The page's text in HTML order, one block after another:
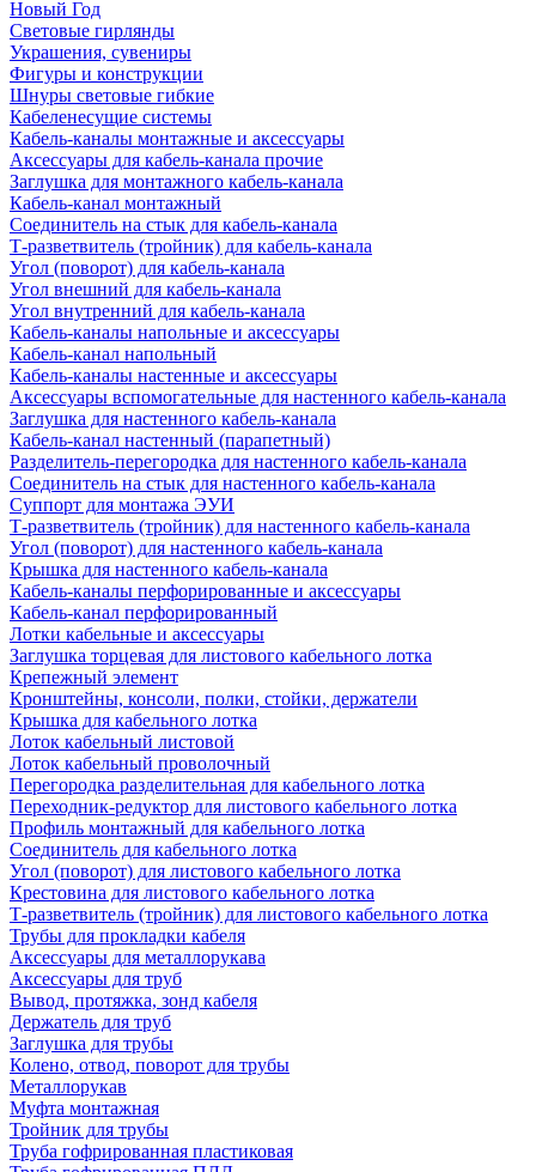
Новый Год
Световые гирлянды
Украшения, сувениры
Фигуры и конструкции
Шнуры световые гибкие
Кабеленесущие системы
Кабель-каналы монтажные и аксессуары
Аксессуары для кабель-канала прочие
Заглушка для монтажного кабель-канала
Кабель-канал монтажный
Соединитель на стык для кабель-канала
Т-разветвитель (тройник) для кабель-канала
Угол (поворот) для кабель-канала
Угол внешний для кабель-канала
Угол внутренний для кабель-канала
Кабель-каналы напольные и аксессуары
Кабель-канал напольный
Кабель-каналы настенные и аксессуары
Аксессуары вспомогательные для настенного кабель-канала
Заглушка для настенного кабель-канала
Кабель-канал настенный (парапетный)
Разделитель-перегородка для настенного кабель-канала
Соединитель на стык для настенного кабель-канала
Суппорт для монтажа ЭУИ
Т-разветвитель (тройник) для настенного кабель-канала
Угол (поворот) для настенного кабель-канала
Крышка для настенного кабель-канала
Кабель-каналы перфорированные и аксессуары
Кабель-канал перфорированный
Лотки кабельные и аксессуары
Заглушка торцевая для листового кабельного лотка
Крепежный элемент
Кронштейны, консоли, полки, стойки, держатели
Крышка для кабельного лотка
Лоток кабельный листовой
Лоток кабельный проволочный
Перегородка разделительная для кабельного лотка
Переходник-редуктор для листового кабельного лотка
Профиль монтажный для кабельного лотка
Соединитель для кабельного лотка
Угол (поворот) для листового кабельного лотка
Крестовина для листового кабельного лотка
Т-разветвитель (тройник) для листового кабельного лотка
Трубы для прокладки кабеля
Аксессуары для металлорукава
Аксессуары для труб
Вывод, протяжка, зонд кабеля
Держатель для труб
Заглушка для трубы
Колено, отвод, поворот для трубы
Металлорукав
Муфта монтажная
Тройник для трубы
Труба гофрированная пластиковая